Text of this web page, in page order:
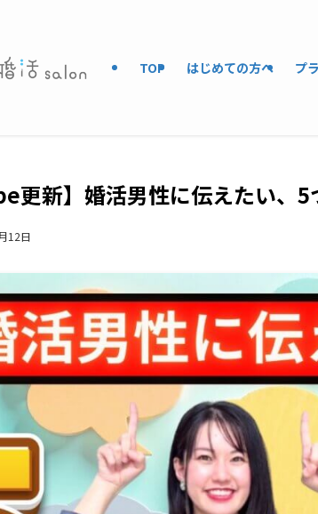
TOP はじめての方へ プ
更新】婚活男性に伝えたい、
12日